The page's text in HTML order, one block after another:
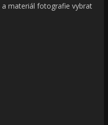
a materiál fotografie vybrat